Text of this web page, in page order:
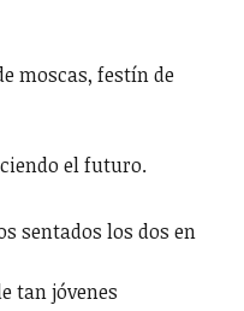
moscas, festín de
el futuro.
sentados los dos en
tan jóvenes